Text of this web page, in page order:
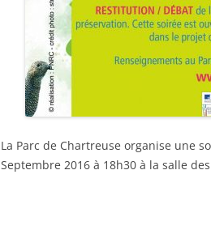
La Parc de Chartreuse organise une
Septembre 2016 à 18h30 à la salle